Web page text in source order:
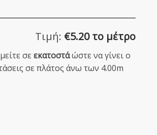
Τιμή: €5.20 το μέτρο
σεεκατοστάώστε να γίνει ο
σε πλάτος άνω των 4.00m